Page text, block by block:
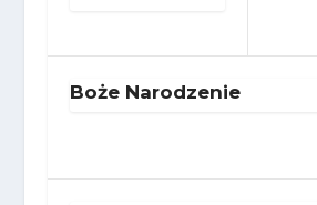
Boże Narodzenie